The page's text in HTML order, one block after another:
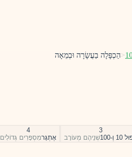
<הַכְפָּלָה בַעֲשָׂרָה וּבְמֵאָה
3
וְ-100
שְׁנֵיהֶם מְעוֹרָב
4
אֶתְגָּרמִסְפָּרִים גְּדוֹלִים